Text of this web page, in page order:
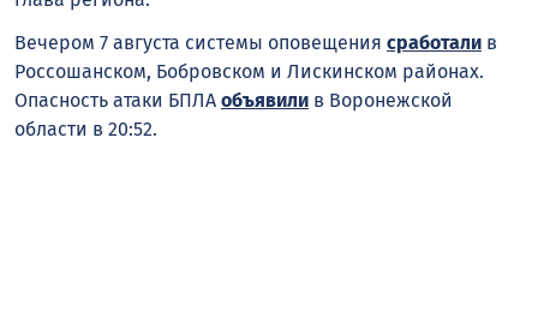
Вечером 7 августа системы оповещения сработали в
Россошанском, Бобровском и Лискинском районах.
Опасность атаки БПЛА объявили в Воронежской
области в 20:52.